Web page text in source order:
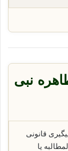
نبی
قانونی
یا